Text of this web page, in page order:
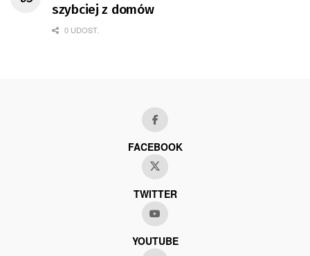
szybciej z domów
0 UDOST.
FACEBOOK
TWITTER
YOUTUBE